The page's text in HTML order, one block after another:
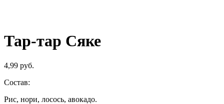
Тар-тар Сяке
4,99 руб.
Состав:
Рис, нори, лосось, авокадо.